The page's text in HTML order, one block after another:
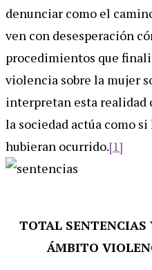
denunciar como el
ven con desesperación
procedimientos que
violencia sobre la mujer
interpretan esta realidad
la sociedad actúa como
hubieran ocurrido.[1]
TOTAL SENTENCIAS
ÁMBITO